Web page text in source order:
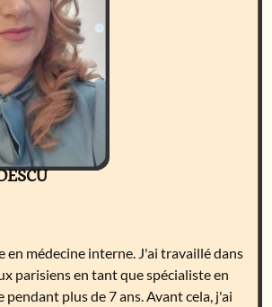
en médecine interne. J'ai travaillé dans
parisiens en tant que spécialiste en
pendant plus de 7 ans. Avant cela, j'ai